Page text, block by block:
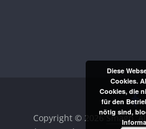
Copyright © 2026Smago.
Diese
Cookies.
Cookies, die
für den
nötig sind,